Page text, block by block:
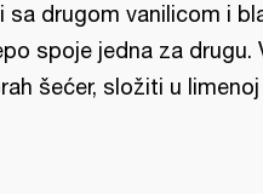
sa drugom vanilicom i
spoje jedna za drugu.
šećer, složiti u